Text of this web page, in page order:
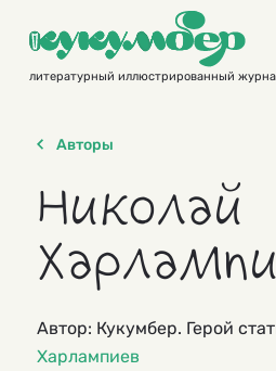
contentлитературный иллюстрированный
Авторы
Николай
Автор: Кукумбер. Герой
Харлампиев